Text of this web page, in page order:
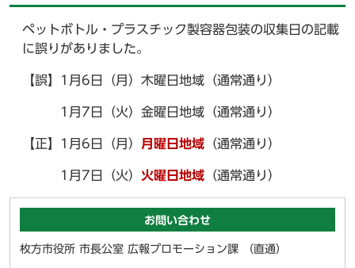
ペットボトル・プラスチック製容器包装の収集日の記載
に誤りがありました。
【誤】1月6日（月）木曜日地域（通常通り）
1月7日（火）金曜日地域（通常通り）
【正】1月6日（月） 月曜日地域 （通常通り）
1月7日（火） 火曜日地域 （通常通り）
お問い合わせ
枚方市役所 市長公室 広報プロモーション課 （直通）